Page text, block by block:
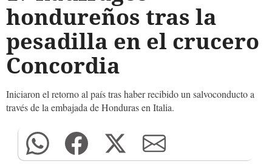
hondureños tras la
pesadilla en el crucero
Concordia
Iniciaron el retorno al país tras haber recibido un salvoconducto a
través de la embajada de Honduras en Italia.